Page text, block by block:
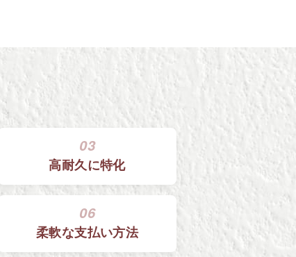
03
高耐久に特化
06
柔軟な支払い方法